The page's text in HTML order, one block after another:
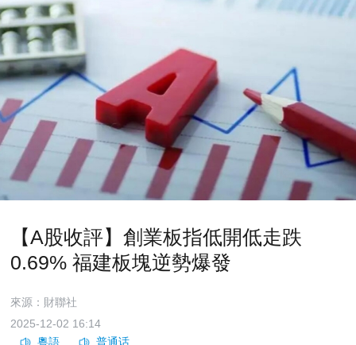
【A股收評】創業板指低開低走跌
0.69% 福建板塊逆勢爆發
來源：財聯社
2025-12-02 16:14